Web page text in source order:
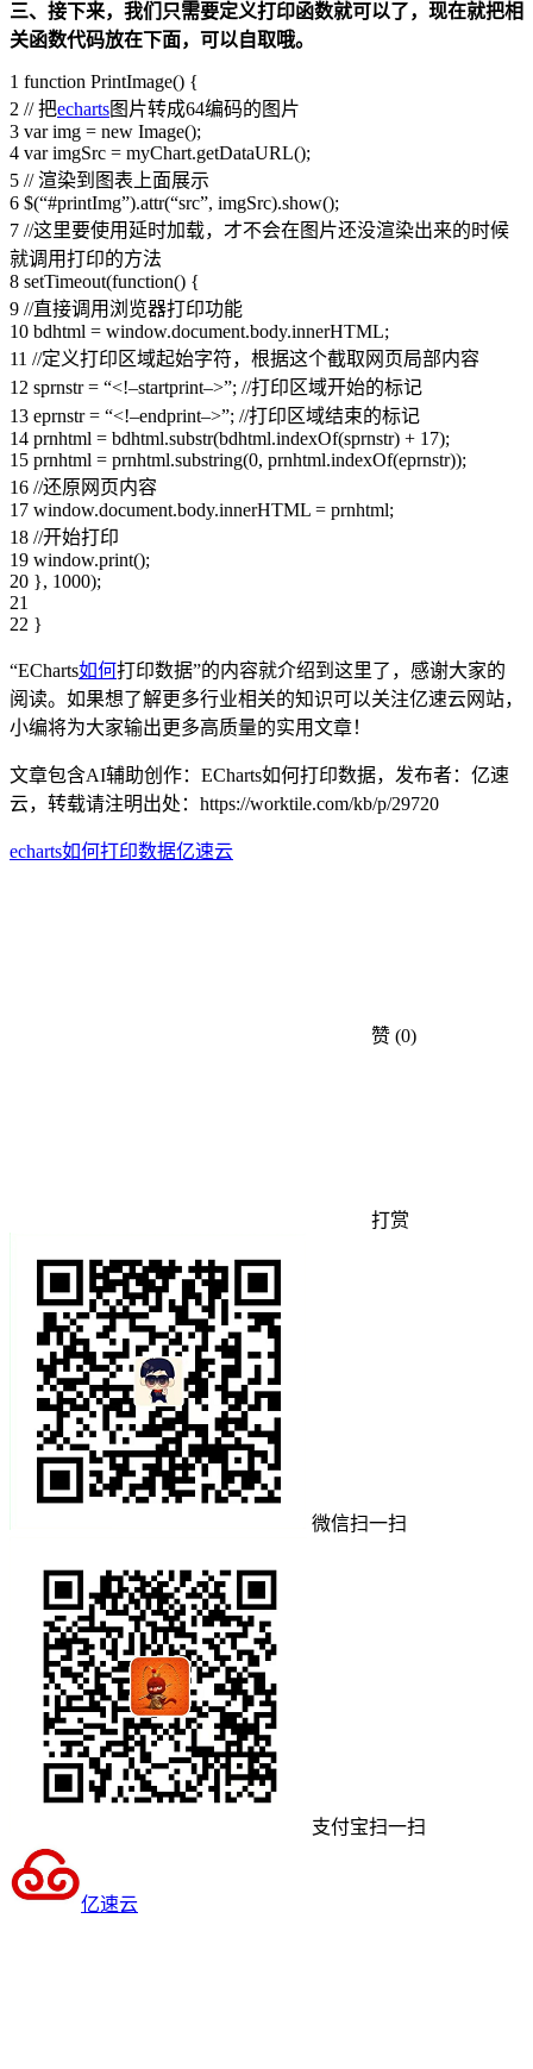
三、接下来，我们只需要定义打印函数就可以了，现在就把相
关函数代码放在下面，可以自取哦。
1 function PrintImage() {
2 // 把echarts图片转成64编码的图片
3 var img = new Image();
4 var imgSrc = myChart.getDataURL();
5 // 渲染到图表上面展示
6 $(“#printImg”).attr(“src”, imgSrc).show();
7 //这里要使用延时加载，才不会在图片还没渲染出来的时候
就调用打印的方法
8 setTimeout(function() {
9 //直接调用浏览器打印功能
10 bdhtml = window.document.body.innerHTML;
11 //定义打印区域起始字符，根据这个截取网页局部内容
12 sprnstr = “<!–startprint–>”; //打印区域开始的标记
13 eprnstr = “<!–endprint–>”; //打印区域结束的标记
14 prnhtml = bdhtml.substr(bdhtml.indexOf(sprnstr) + 17);
15 prnhtml = prnhtml.substring(0, prnhtml.indexOf(eprnstr));
16 //还原网页内容
17 window.document.body.innerHTML = prnhtml;
18 //开始打印
19 window.print();
20 }, 1000);
21
22 }
“ECharts如何打印数据”的内容就介绍到这里了，感谢大家的
阅读。如果想了解更多行业相关的知识可以关注亿速云网站，
小编将为大家输出更多高质量的实用文章！
文章包含AI辅助创作：ECharts如何打印数据，发布者：亿速
云，转载请注明出处： https://worktile.com/kb/p/29720
echarts如何打印数据亿速云
赞 (0)
打赏
微信扫一扫
支付宝扫一扫
亿速云